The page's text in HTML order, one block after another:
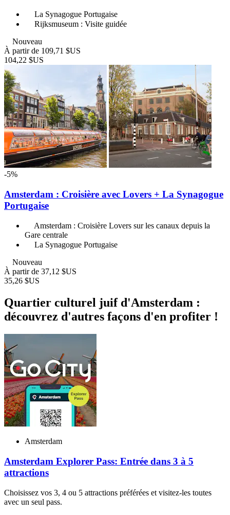
La Synagogue Portugaise
Rijksmuseum : Visite guidée
Nouveau
À partir de 109,71 $US
104,22 $US
-5%
Amsterdam : Croisière avec Lovers + La Synagogue
Portugaise
Amsterdam : Croisière Lovers sur les canaux depuis la
Gare centrale
La Synagogue Portugaise
Nouveau
À partir de 37,12 $US
35,26 $US
Quartier culturel juif d'Amsterdam :
découvrez d'autres façons d'en profiter !
Amsterdam
Amsterdam Explorer Pass: Entrée dans 3 à 5
attractions
Choisissez vos 3, 4 ou 5 attractions préférées et visitez-les toutes
avec un seul pass.